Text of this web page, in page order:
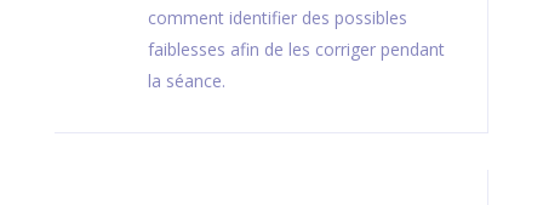
comment identifier des possibles
faiblesses afin de les corriger pendant
la séance.